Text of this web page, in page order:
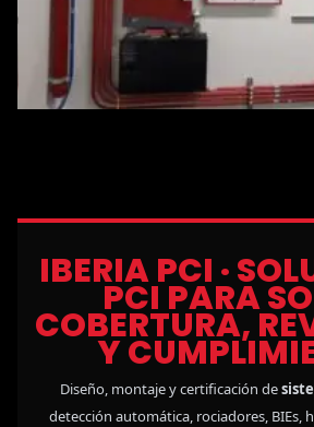
IBERIA PCI ·
PCI PARA
COBERTURA,
Y
Diseño, montaje y certificación de
detección automática, rociadores, BIEs,